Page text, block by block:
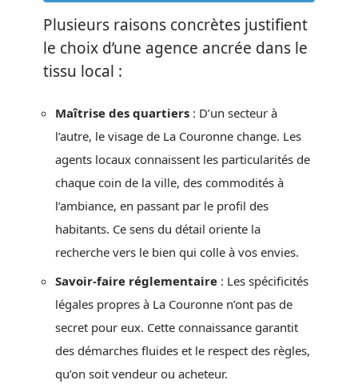
Plusieurs raisons concrètes justifient
le choix d’une agence ancrée dans le
tissu local :
Maîtrise des quartiers : D’un secteur à
l’autre, le visage de La Couronne change. Les
agents locaux connaissent les particularités de
chaque coin de la ville, des commodités à
l’ambiance, en passant par le profil des
habitants. Ce sens du détail oriente la
recherche vers le bien qui colle à vos envies.
Savoir-faire réglementaire : Les spécificités
légales propres à La Couronne n’ont pas de
secret pour eux. Cette connaissance garantit
des démarches fluides et le respect des règles,
qu’on soit vendeur ou acheteur.